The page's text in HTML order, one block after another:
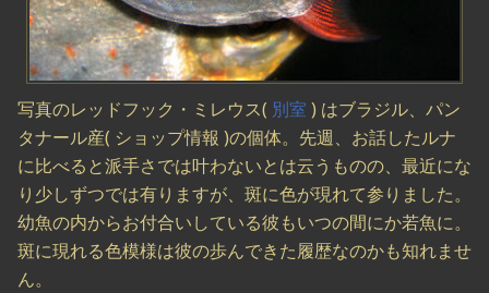
写真のレッドフック・ミレウス( 別室 ) はブラジル、パン
タナール産( ショップ情報 )の個体。先週、お話したルナ
に比べると派手さでは叶わないとは云うものの、最近にな
り少しずつでは有りますが、斑に色が現れて参りました。
幼魚の内からお付合いしている彼もいつの間にか若魚に。
斑に現れる色模様は彼の歩んできた履歴なのかも知れませ
ん。